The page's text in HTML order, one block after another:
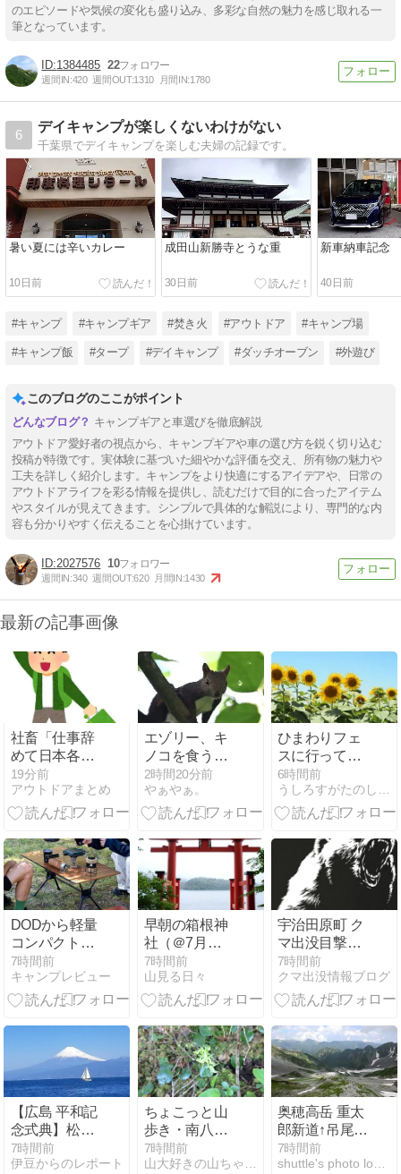
のエピソードや気候の変化も盛り込み、多彩な自然の魅力を感じ取れる一
筆となっています。
1384485 22
週間IN:420 週間OUT:1310 月間IN:1780
6
デイキャンプが楽しくないわけがない
千葉県でデイキャンプを楽しむ夫婦の記録です。
暑い夏には辛いカレー
10日前
成田山新勝寺とうな重
30日前
新車納車記念
40日前
#キャンプ #キャンプギア #焚き火 #アウトドア #キャンプ場
#キャンプ飯 #タープ #デイキャンプ #ダッチオーブン #外遊び
このブログのここがポイント
キャンプギアと車選びを徹底解説
アウトドア愛好者の視点から、キャンプギアや車の選び方を鋭く切り込む
投稿が特徴です。実体験に基づいた細やかな評価を交え、所有物の魅力や
工夫を詳しく紹介します。キャンプをより快適にするアイデアや、日常の
アウトドアライフを彩る情報を提供し、読むだけで目的に合ったアイテム
やスタイルが見えてきます。シンプルで具体的な解説により、専門的な内
容も分かりやすく伝えることを心掛けています。
2027576 10
週間IN:340 週間OUT:620 月間IN:1430
最新の記事画像
社畜「仕事辞
めて日本各地
を旅したいな
ぁ…」
19分前
アウトドアまとめ
エゾリー、キ
ノコを食う。
＋ 立ち入り禁
止に思うこと
～ 今週のウト
2時間20分前
やぁやぁ。
ひまわりフェ
スに行ってき
ました。
6時間前
うしろすがたのしぐれていくか
DODから軽量
コンパクトな
2人用テーブ
ル「マジカル
テーブル」登
7時間前
キャンプレビュー
早朝の箱根神
社（＠7月
26〜27日、箱
根）
7時間前
山見る日々
宇治田原町 ク
マ出没目撃出
没情報
[2026.8.8]
7時間前
クマ出没情報ブログ
【広島 平和記
念式典】松井
市長「平和宣
言」から子ど
7時間前
伊豆からのレポート
ちょこっと山
歩き・南八ツ
のヒトツバキ
ソチドリが見
7時間前
山大好きの山ちゃん２
奥穂高岳 重太
郎新道↑吊尾根
↑ザイテングラ
ート↓1Dayサ
7時間前
shuttle's photo lounge